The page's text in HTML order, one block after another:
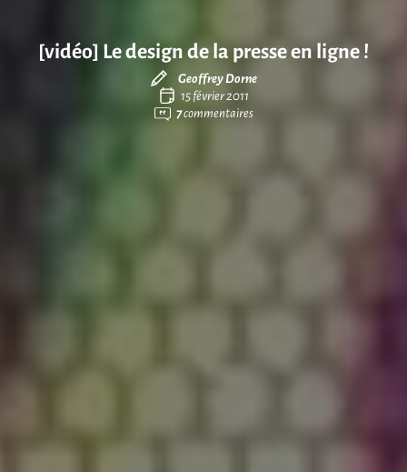
[vidéo] Le design de la presse en ligne !
Geoffrey Dorne
15 février 2011
7commentaires